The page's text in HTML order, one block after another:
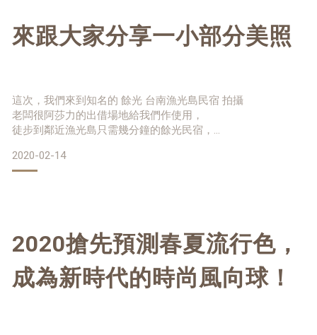
👌台灣原廠100％設計生產
還不來逛逛，多款限時限量優惠中
👉https://www.qwq.com.tw/
來跟大家分享一小部分美照
這次，我們來到知名的 餘光 台南漁光島民宿 拍攝
老闆很阿莎力的出借場地給我們作使用，
徒步到鄰近漁光島只需幾分鐘的餘光民宿，
不打擾林中的自然風光，
是老闆創作這棟民宿的核心考量 ♥
Photo: Luz Studio 台中商業攝影 網拍 攝影棚出租
Model: Zona
2020-02-14
2020搶先預測春夏流行色，
成為新時代的時尚風向球！